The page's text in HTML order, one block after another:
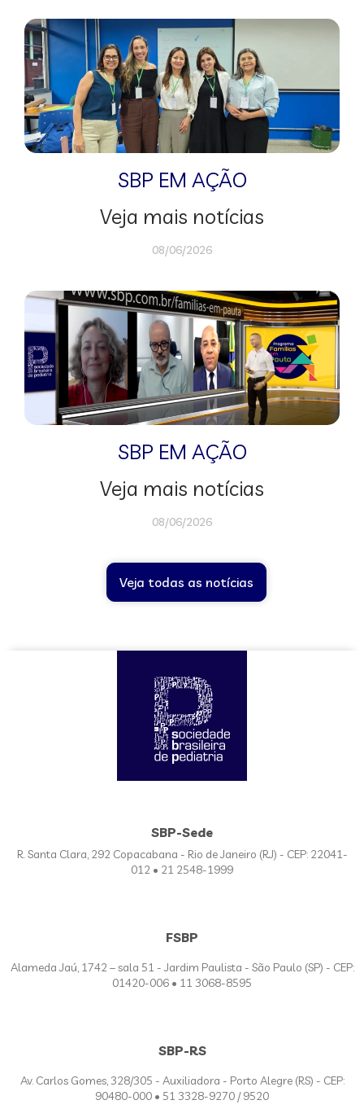
SBP EM AÇÃO
Veja mais notícias
08/06/2026
SBP EM AÇÃO
Veja mais notícias
08/06/2026
Veja todas as notícias
SBP-Sede
R. Santa Clara, 292 Copacabana - Rio de Janeiro (RJ) - CEP: 22041-
012 • 21 2548-1999
FSBP
Alameda Jaú, 1742 – sala 51 - Jardim Paulista - São Paulo (SP) - CEP:
01420-006 • 11 3068-8595
SBP-RS
Av. Carlos Gomes, 328/305 - Auxiliadora - Porto Alegre (RS) - CEP:
90480-000 • 51 3328-9270 / 9520